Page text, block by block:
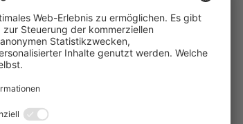
Natalino
Kratter